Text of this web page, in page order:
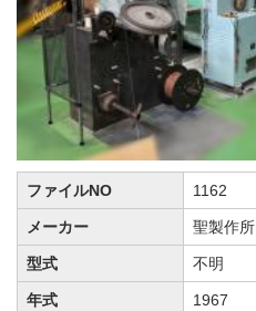
ファイルNO 1162
メーカー 聖製作所
型式 不明
年式 1967